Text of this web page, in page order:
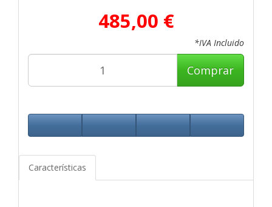
485,00 €
*IVA Incluido
Comprar
Características